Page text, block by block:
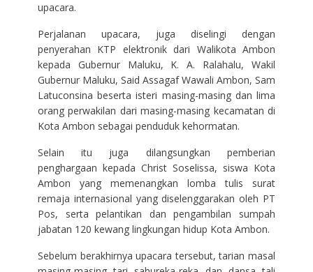
upacara.
Perjalanan upacara, juga diselingi dengan
penyerahan KTP elektronik dari Walikota Ambon
kepada Gubernur Maluku, K. A. Ralahalu, Wakil
Gubernur Maluku, Said Assagaf Wawali Ambon, Sam
Latuconsina beserta isteri masing-masing dan lima
orang perwakilan dari masing-masing kecamatan di
Kota Ambon sebagai penduduk kehormatan.
Selain itu juga dilangsungkan pemberian
penghargaan kepada Christ Soselissa, siswa Kota
Ambon yang memenangkan lomba tulis surat
remaja internasional yang diselenggarakan oleh PT
Pos, serta pelantikan dan pengambilan sumpah
jabatan 120 kewang lingkungan hidup Kota Ambon.
Sebelum berakhirnya upacara tersebut, tarian masal